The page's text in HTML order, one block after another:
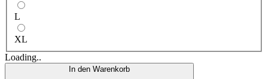
L
XL
Loading..
In den Warenkorb